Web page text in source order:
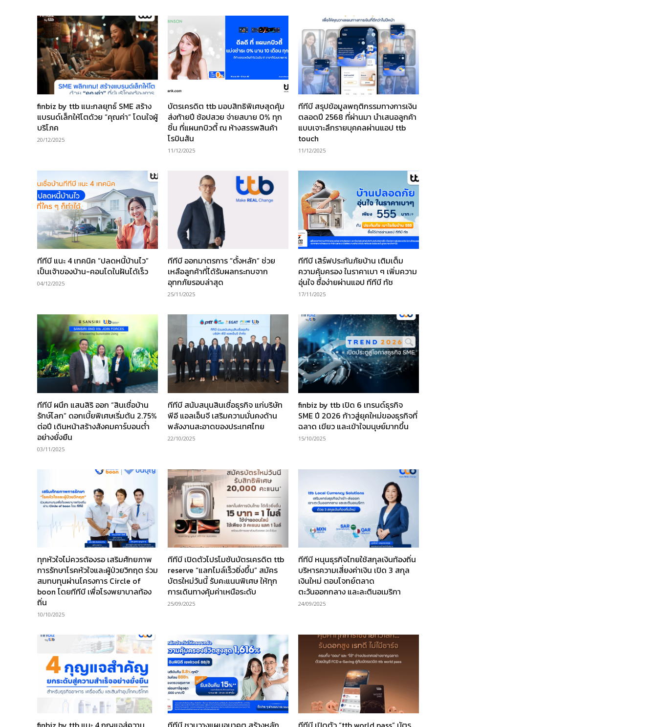
finbiz by ttb แนะกลยุทธ์ SME สร้าง
แบรนด์เล็กให้โตด้วย “คุณค่า” โดนใจผู้
บริโภค
20/12/2025
บัตรเครดิต ttb มอบสิทธิพิเศษสุดคุ้ม
ส่งท้ายปี ช้อปสวย จ่ายสบาย 0% ทุก
ชิ้น ที่แผนกบิวตี้ ณ ห้างสรรพสินค้า
โรบินสัน
11/12/2025
ทีทีบี สรุปข้อมูลพฤติกรรมทางการเงิน
ตลอดปี 2568 ที่ผ่านมา นำเสนอลูกค้า
แบบเจาะลึกรายบุคคลผ่านแอป ttb
touch
11/12/2025
ทีทีบี แนะ 4 เทคนิค “ปลดหนี้บ้านไว”
เป็นเจ้าของบ้าน-คอนโดในฝันได้เร็ว
04/12/2025
ทีทีบี ออกมาตรการ “ตั้งหลัก” ช่วย
เหลือลูกค้าที่ได้รับผลกระทบจาก
อุทกภัยรอบล่าสุด
25/11/2025
ทีทีบี เสิร์ฟประกันภัยบ้าน เติมเต็ม
ความคุ้มครอง ในราคาเบา ๆ เพิ่มความ
อุ่นใจ ซื้อง่ายผ่านแอป ทีทีบี ทัช
17/11/2025
ทีทีบี ผนึก แสนสิริ ออก “สินเชื่อบ้าน
รักษ์โลก” ดอกเบี้ยพิเศษเริ่มต้น 2.75%
ต่อปี เดินหน้าสร้างสังคมคาร์บอนต่ำ
อย่างยั่งยืน
03/11/2025
ทีทีบี สนับสนุนสินเชื่อธุรกิจ แก่บริษัท
พีอี แอลเอ็นจี เสริมความมั่นคงด้าน
พลังงานสะอาดของประเทศไทย
22/10/2025
finbiz by ttb เปิด 6 เทรนด์ธุรกิจ
SME ปี 2026 ก้าวสู่ยุคใหม่ของธุรกิจที่
ฉลาด เขียว และเข้าใจมนุษย์มากขึ้น
15/10/2025
ทุกหัวใจไม่ควรต้องรอ เสริมศักยภาพ
การรักษาโรคหัวใจและผู้ป่วยวิกฤต ร่วม
สมทบทุนผ่านโครงการ Circle of
boon โดยทีทีบี เพื่อโรงพยาบาลท้อง
ถิ่น
10/10/2025
ทีทีบี เปิดตัวโปรโมชันบัตรเครดิต ttb
reserve “แลกไมล์เร็วยิ่งขึ้น” สมัคร
บัตรใหม่วันนี้ รับคะแนนพิเศษ ให้ทุก
การเดินทางคุ้มค่าเหนือระดับ
25/09/2025
ทีทีบี หนุนธุรกิจไทยใช้สกุลเงินท้องถิ่น
บริหารความเสี่ยงค่าเงิน เปิด 3 สกุล
เงินใหม่ ตอบโจทย์ตลาด
ตะวันออกกลาง และละตินอเมริกา
24/09/2025